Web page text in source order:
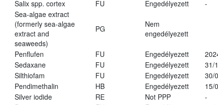
Salix spp. cortex FU Engedélyezett
-
Sea-algae extract
(formerly sea-algae
extract and
seaweeds)
PG
Nem
engedélyezett
Penflufen FU Engedélyezett
Sedaxane
FU Engedélyezett
31/
Silthiofam
FU Engedélyezett
30/
Pendimethalin
HB Engedélyezett
15/
Silver iodide
RE Not PPP
-